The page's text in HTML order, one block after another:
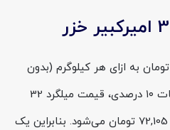
امروز نرخ این محصول 65,550 تومان به ازای هر کیلوگرم (بدون
مالیات) است. با احتساب مالیات ۱۰ درصدی، قیمت میلگرد 32
امیرکبیر برای هر کیلوگرم حدود 72,105 تومان می‌شود. بنابراین یک